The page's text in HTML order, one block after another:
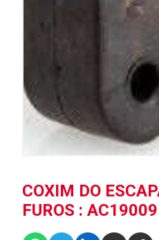
COXIM DO
FUROS : AC19009